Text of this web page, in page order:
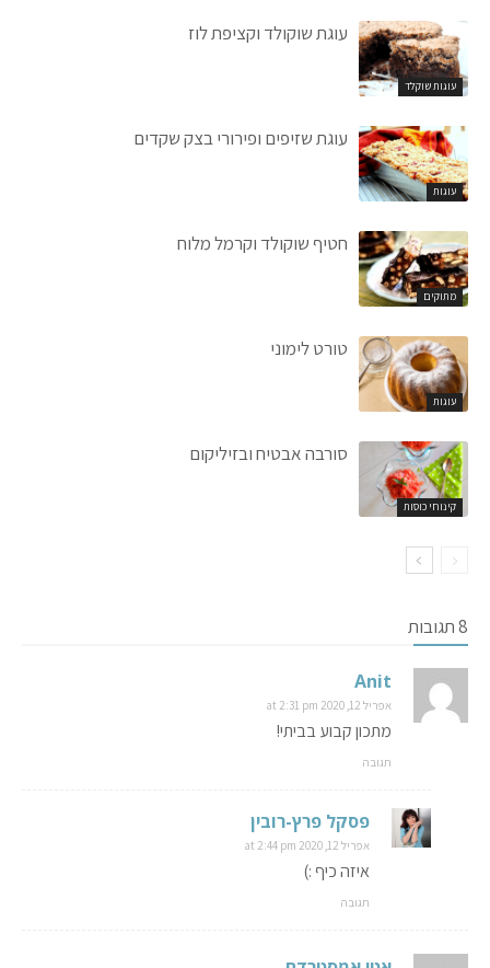
עוגות שוקלד
עוגת שוקולד וקציפת לוז
עוגות
עוגת שזיפים ופירורי בצק שקדים
מתוקים
חטיף שוקולד וקרמל מלוח
עוגות
טורט לימוני
קינוחי כוסות
סורבה אבטיח ובזיליקום
8 תגובות
Anit
אפריל 12, 2020 at 2:31 pm
מתכון קבוע בביתי!
תגובה
פסקל פרץ-רובין
אפריל 12, 2020 at 2:44 pm
איזה כיף :)
תגובה